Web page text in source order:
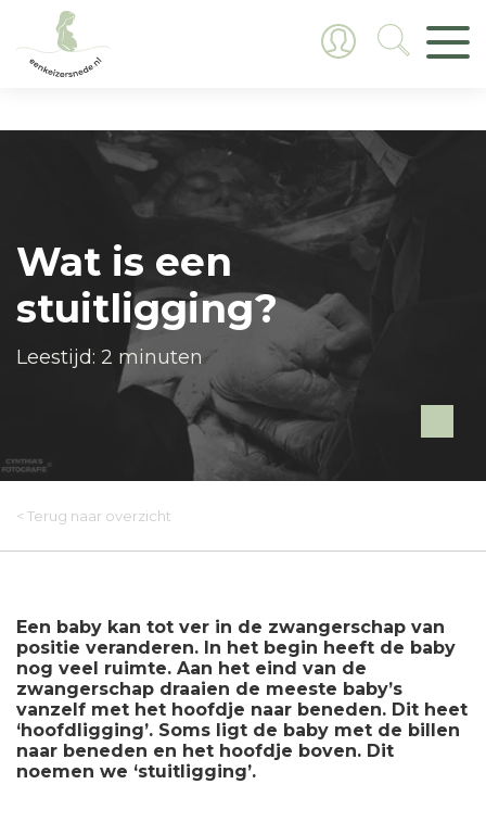
Wat is een
stuitligging?
Leestijd: 2 minuten
< Terug naar overzicht
Een baby kan tot ver in de zwangerschap van
positie veranderen. In het begin heeft de baby
nog veel ruimte. Aan het eind van de
zwangerschap draaien de meeste baby’s
vanzelf met het hoofdje naar beneden. Dit heet
‘hoofdligging’. Soms ligt de baby met de billen
naar beneden en het hoofdje boven. Dit
noemen we ‘stuitligging’.